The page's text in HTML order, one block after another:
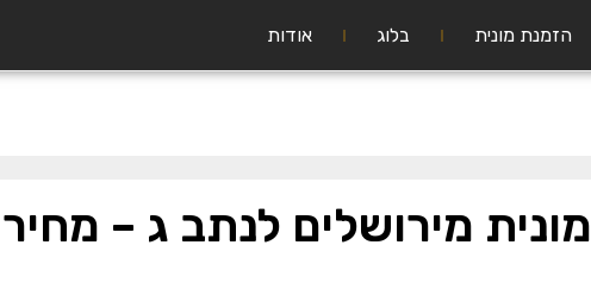
הזמנת מונית בלוג אודות
מונית מירושלים לנתב ג –